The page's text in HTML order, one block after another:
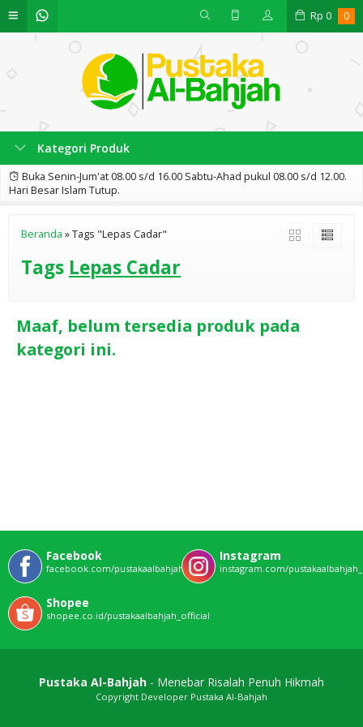
Rp 0 0
Kategori Produk
Buka Senin-Jum'at 08.00 s/d 16.00 Sabtu-Ahad pukul 08.00 s/d 12.00.
Hari Besar Islam Tutup.
Beranda »Tags "Lepas Cadar"
Tags Lepas Cadar
Maaf, belum tersedia produk pada
kategori ini.
Facebook
facebook.com/pustakaalbahjahofficial
Instagram
instagram.com/
Shopee
shopee.co.id/pustakaalbahjah_official
Pustaka Al-Bahjah - Menebar Risalah Penuh Hikmah
Copyright Developer Pustaka Al-Bahjah